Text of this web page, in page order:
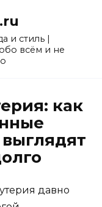
и стиль |
всём и не
как
давно